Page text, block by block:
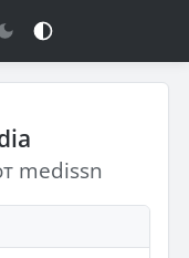
medissn